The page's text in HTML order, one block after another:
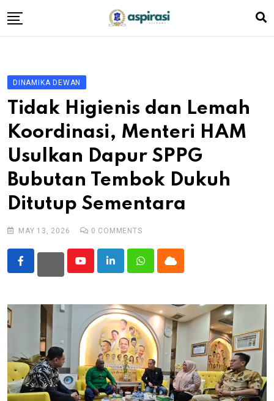
to
Berita
Komen Warga
Podcast
Tentang Kami
DINAMIKA DEWAN
Tidak Higienis dan Lemah
Koordinasi, Menteri HAM
Usulkan Dapur SPPG
Bubutan Tembok Dukuh
Ditutup Sementara
MAY 13, 2026 0 COMMENTS
YoutubeLinkedInWhatsappCloud